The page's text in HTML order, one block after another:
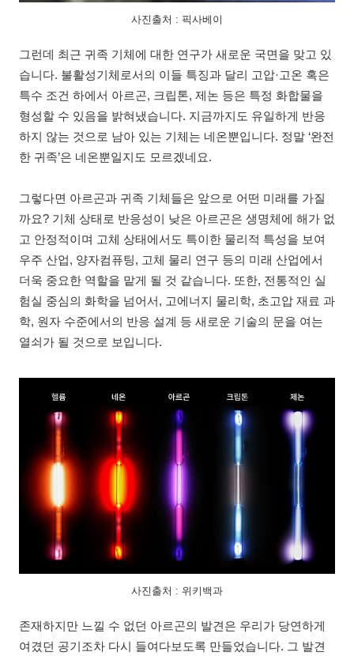
사진출처 : 픽사베이
그런데 최근 귀족 기체에 대한 연구가 새로운 국면을 맞고 있
습니다. 불활성기체로서의 이들 특징과 달리 고압·고온 혹은
특수 조건 하에서 아르곤, 크립톤, 제논 등은 특정 화합물을
형성할 수 있음을 밝혀냈습니다. 지금까지도 유일하게 반응
하지 않는 것으로 남아 있는 기체는 네온뿐입니다. 정말 ‘완전
한 귀족’은 네온뿐일지도 모르겠네요.
그렇다면 아르곤과 귀족 기체들은 앞으로 어떤 미래를 가질
까요? 기체 상태로 반응성이 낮은 아르곤은 생명체에 해가 없
고 안정적이며 고체 상태에서도 특이한 물리적 특성을 보여
우주 산업, 양자컴퓨팅, 고체 물리 연구 등의 미래 산업에서
더욱 중요한 역할을 맡게 될 것 같습니다. 또한, 전통적인 실
험실 중심의 화학을 넘어서, 고에너지 물리학, 초고압 재료 과
학, 원자 수준에서의 반응 설계 등 새로운 기술의 문을 여는
열쇠가 될 것으로 보입니다.
사진출처 : 위키백과
존재하지만 느낄 수 없던 아르곤의 발견은 우리가 당연하게
여겼던 공기조차 다시 들여다보도록 만들었습니다. 그 발견